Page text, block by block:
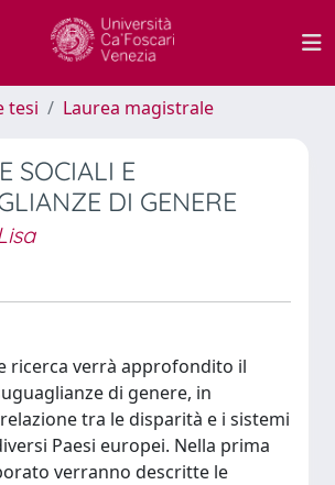
tesi Laurea magistrale
SOCIALI E
DI GENERE
ricerca verrà approfondito il
di genere, in
tra le disparità e i sistemi
Paesi europei. Nella prima
verranno descritte le